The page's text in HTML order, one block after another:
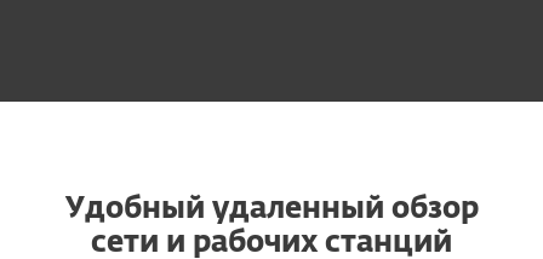
Удобный удаленный обзор
сети и рабочих станций